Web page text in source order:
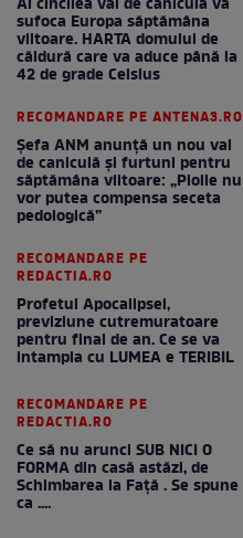
sufoca Europa săptămâna
viitoare. HARTA domului de
căldură care va aduce până la
42 de grade Celsius
RECOMANDARE PE ANTENA3.RO
Șefa ANM anunță un nou val
de caniculă și furtuni pentru
săptămâna viitoare: „Ploile nu
vor putea compensa seceta
pedologică”
RECOMANDARE PE
REDACTIA.RO
Profetul Apocalipsei,
previziune cutremuratoare
pentru final de an. Ce se va
intampla cu LUMEA e TERIBIL
RECOMANDARE PE
REDACTIA.RO
Ce să nu arunci SUB NICI O
FORMA din casă astăzi, de
Schimbarea la Față . Se spune
ca ....